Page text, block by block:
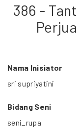
Proyek Terdahulu
Kredit Web-site
386 -
Nama Inisiator
sri supriyatini
Bidang Seni
seni_rupa